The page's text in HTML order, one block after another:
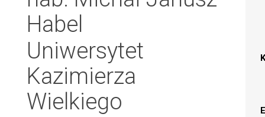
Habel
Uniwersytet
Kazimierza
Wielkiego